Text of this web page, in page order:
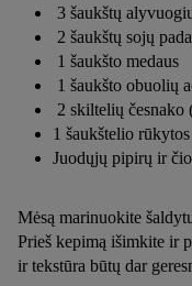
3 šaukštų
2 šaukštų sojų
1 šaukšto medaus
1 šaukšto obuolių
2 skiltelių česnako
1 šaukštelio
Juodųjų pipirų ir
Mėsą marinuokite
Prieš kepimą išimkite ir
ir tekstūra būtų dar